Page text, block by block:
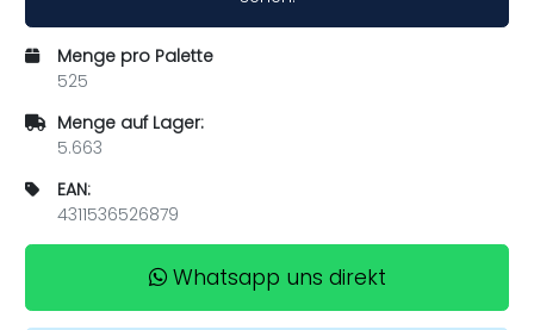
Menge pro Palette
525
Menge auf Lager:
5.663
EAN:
4311536526879
Whatsapp uns direkt